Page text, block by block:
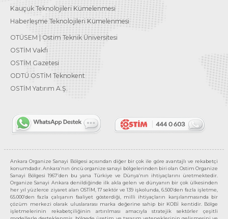
Kauçuk Teknolojileri Kümelenmesi
Haberleşme Teknolojileri Kümelenmesi
OTÜSEM | Ostim Teknik Üniversitesi
OSTİM Vakfı
OSTİM Gazetesi
ODTÜ OSTİM Teknokent
OSTİM Yatırım A.Ş.
Ankara Organize Sanayi Bölgesi açısından diğer bir çok ile göre avantajlı ve rekabetçi
konumdadır. Ankara’nın öncü organize sanayi bölgelerinden biri olan Ostim Organize
Sanayi Bölgesi 1967’den bu yana Türkiye ve Dünya’nın ihtiyaçlarını üretmektedir.
Organize Sanayi Ankara denildiğinde ilk akla gelen ve dünyanın bir çok ülkesinden
her yıl yüzlerce ziyaret alan OSTİM, 17 sektör ve 139 işkolunda, 6.500’den fazla işletme,
65.000’den fazla çalışanın faaliyet gösterdiği, milli ihtiyaçların karşılanmasında bir
çözüm merkezi olarak uluslararası marka değerine sahip bir KOBİ kentidir. Bölge
işletmelerinin rekabetçiliğinin artırılması amacıyla stratejik sektörler çeşitli